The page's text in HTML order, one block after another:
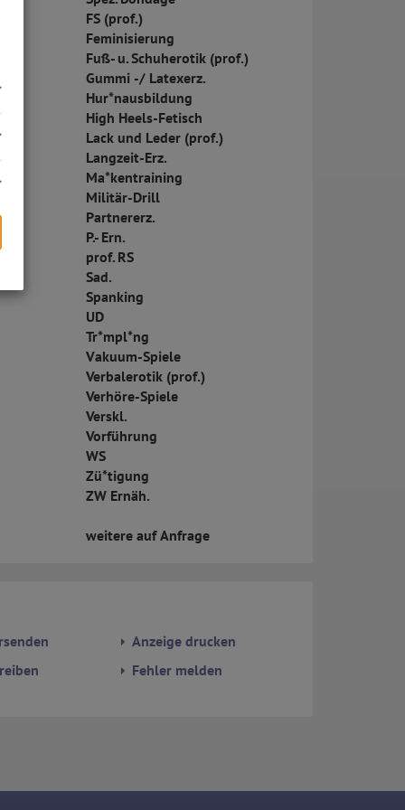
FS (prof.)
Feminisierung
Fuß- u. Schuherotik (prof.)
Gummi -/ Latexerz.
Hur*nausbildung
High Heels-Fetisch
Lack und Leder (prof.)
Langzeit-Erz.
Ma*kentraining
Militär-Drill
Partnererz.
P.- Ern.
prof. RS
Sad.
Spanking
UD
Tr*mpl*ng
Vakuum-Spiele
Verbalerotik (prof.)
Verhöre-Spiele
Verskl.
Vorführung
WS
Zü*tigung
ZW Ernäh.
weitere auf Anfrage
Anzeige drucken
Fehler melden